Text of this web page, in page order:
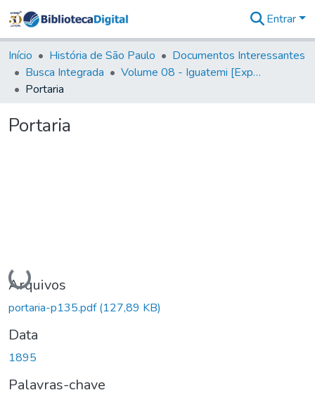
&
Coleções
Tudo na
Entrar
Início História de São Paulo
Documentos Interessantes
Busca Integrada
Volume 08 - Iguatemi [Expedições para proteção e sustento]
Portaria
Portaria
Carregando...
Arquivos
portaria-p135.pdf(127,89 KB)
Data
1895
Palavras-chave